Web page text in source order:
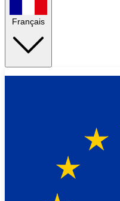
Français